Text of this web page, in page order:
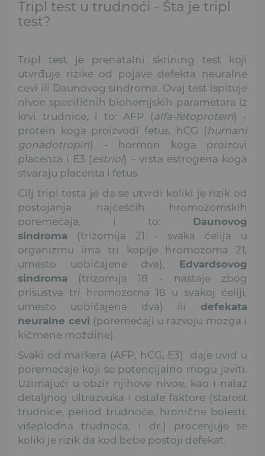
Tripl test u trudnoći - Šta je tripl
test?
Tripl test je prenatalni skrining test koji
utvrđuje rizike od pojave defekta neuralne
cevi ili Daunovog sindroma. Ovaj test ispituje
nivoe specifičnih biohemjskih parametara iz
krvi trudnice, i to: AFP (alfa-fetoprotein) -
protein koga proizvodi fetus, hCG (humani
gonadotropin) - hormon koga proizovi
placenta i E3 (estriol) - vrsta estrogena koga
stvaraju placenta i fetus.
Cilj tripl testa je da se utvrdi koliki je rizik od
postojanja najčešćih hromozomskih
poremećaja, i to: Daunovog
sindroma (trizomija 21 - svaka ćelija u
organizmu ima tri kopije hromozoma 21,
umesto uobičajene dve), Edvardsovog
sindroma (trizomija 18 - nastaje zbog
prisustva tri hromozoma 18 u svakoj ćeliji,
umesto uobičajena dva) ili defekata
neuralne cevi (poremećaji u razvoju mozga i
kičmene moždine).
Svaki od markera (AFP, hCG, E3) daje uvid u
poremećaje koji se potencijalno mogu javiti.
Uzimajući u obzir njihove nivoe, kao i nalaz
detaljnog ultrazvuka i ostale faktore (starost
trudnice, period trudnoće, hronične bolesti,
višeplodna trudnoća, i dr.) procenjuje se
koliki je rizik da kod bebe postoji defekat.